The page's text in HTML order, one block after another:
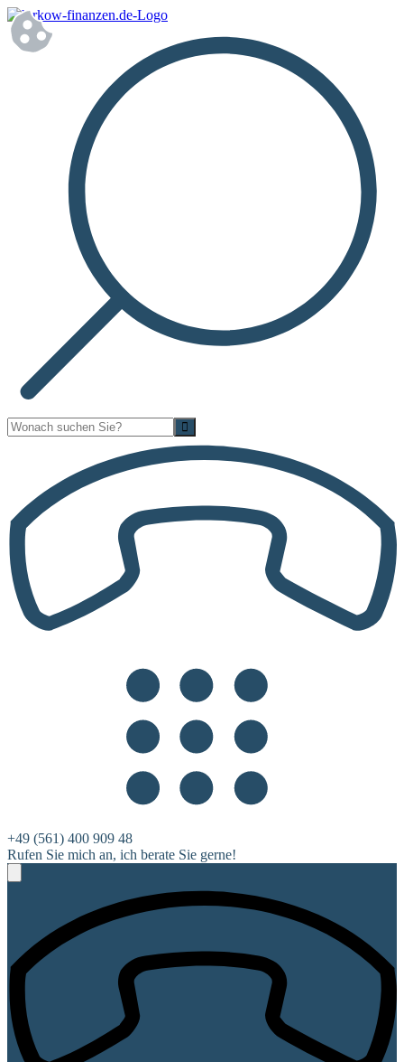
+49 (561) 400 909 48
Rufen Sie mich an, ich berate Sie gerne!